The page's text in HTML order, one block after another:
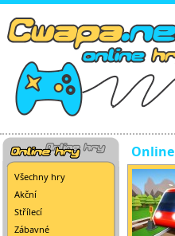
Všechny hry
Akční
Střílecí
Zábavné